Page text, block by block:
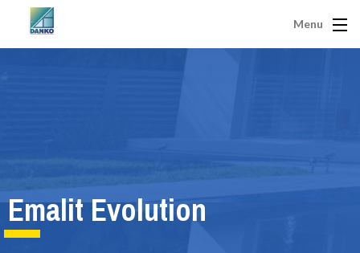
Menu
Emalit Evolution